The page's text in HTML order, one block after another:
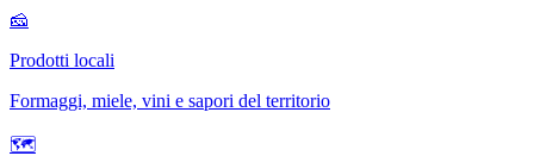
🧀
Prodotti locali
Formaggi, miele, vini e sapori del territorio
🗺